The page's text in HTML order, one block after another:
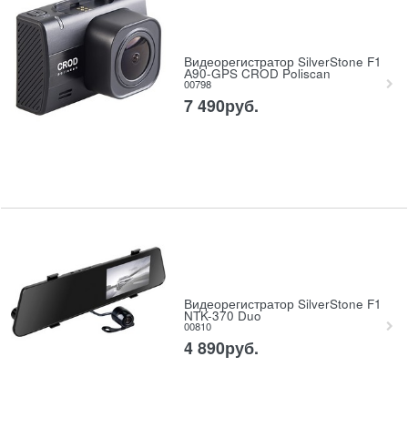
Видеорегистратор SilverStone F1
А90-GPS CROD Poliscan
00798
7 490руб.
Видеорегистратор SilverStone F1
NTK-370 Duo
00810
4 890руб.